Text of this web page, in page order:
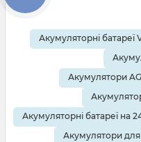
Акумуляторні батареї
Акумулятори
Акумуляторні батареї на
Акумулятори для